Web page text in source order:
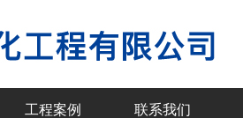
工程案例 联系我们